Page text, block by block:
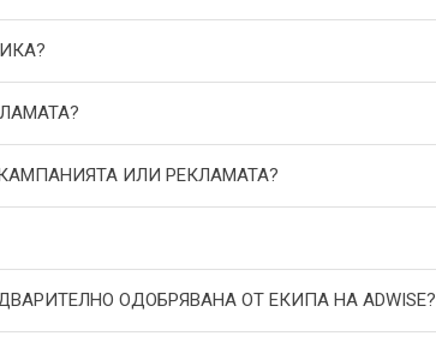
ИЛИ РЕКЛАМАТА?
ОДОБРЯВАНА ОТ ЕКИПА НА ADWISE?